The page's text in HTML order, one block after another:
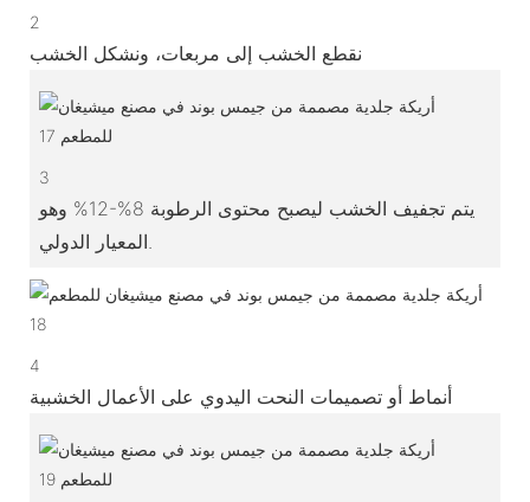
2
نقطع الخشب إلى مربعات، ونشكل الخشب
3
يتم تجفيف الخشب ليصبح محتوى الرطوبة 8%-12% وهو
4
أنماط أو تصميمات النحت اليدوي على الأعمال الخشبية